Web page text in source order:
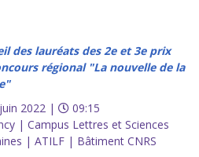
des lauréats des 2e et 3e prix
régional "La nouvelle de la
2022 |
09:15
| Campus Lettres et Sciences
| ATILF | Bâtiment CNRS